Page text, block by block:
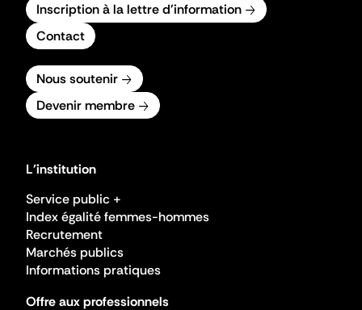
Inscription à la lettre d'information
Contact
Nous soutenir
Devenir membre
L'institution
Service public +
Index égalité femmes-hommes
Recrutement
Marchés publics
Informations pratiques
Offre aux professionnels